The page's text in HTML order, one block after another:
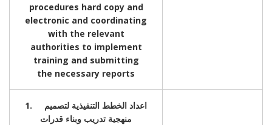
procedures hard copy and
electronic and coordinating
with the relevant
authorities to implement
training and submitting
the necessary reports
1. اعداد الخطط التنفيذية لتصميم
منهجية تدريب وبناء قدرات